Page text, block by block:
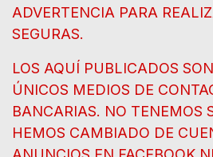
ADVERTENCIA PARA
SEGURAS.
LOS AQUÍ PUBLICADOS
ÚNICOS MEDIOS DE
BANCARIAS. NO TENEMOS
HEMOS CAMBIADO DE